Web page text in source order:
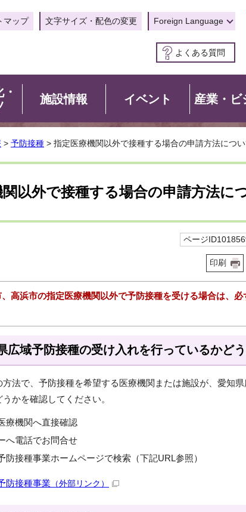
マップ 文字サイズ・配色の変更 Foreign Language
よくある質問
施設情報 イベント 産業・ビ
> 予防接種 > 指定医療機関以外で接種する場合の申請方法につ
以外で接種する場合の申請方法に
ページ
印刷
高浜市の指定医療機関以外で予防接種を受ける場合は、
広域予防接種の受け入れを行っているかど
方法で、予防接種を希望する医療機関または施設が、愛知
かを確認してください。
療機関へ直接確認
へ電話でお問合せ
防接種事業ホームページで検索（下記URL参照）
防接種事業 （外部リンク）